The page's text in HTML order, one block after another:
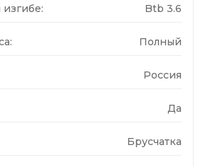
Btb 3.6
Полный
Россия
Да
Брусчатка